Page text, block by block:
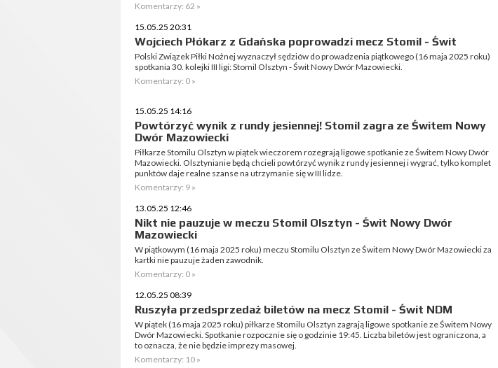
Komentarzy: 62 »
15.05.25 20:31
Wojciech Płókarz z Gdańska poprowadzi mecz Stomil - Świt
Polski Związek Piłki Nożnej wyznaczył sędziów do prowadzenia piątkowego (16 maja 2025 roku)
spotkania 30. kolejki III ligi: Stomil Olsztyn - Świt Nowy Dwór Mazowiecki.
Komentarzy: 0 »
15.05.25 14:16
Powtórzyć wynik z rundy jesiennej! Stomil zagra ze Świtem Nowy
Dwór Mazowiecki
Piłkarze Stomilu Olsztyn w piątek wieczorem rozegrają ligowe spotkanie ze Świtem Nowy Dwór
Mazowiecki. Olsztynianie będą chcieli powtórzyć wynik z rundy jesiennej i wygrać, tylko komplet
punktów daje realne szanse na utrzymanie się w III lidze.
Komentarzy: 9 »
13.05.25 12:46
Nikt nie pauzuje w meczu Stomil Olsztyn - Świt Nowy Dwór
Mazowiecki
W piątkowym (16 maja 2025 roku) meczu Stomilu Olsztyn ze Świtem Nowy Dwór Mazowiecki za
kartki nie pauzuje żaden zawodnik.
Komentarzy: 0 »
12.05.25 08:39
Ruszyła przedsprzedaż biletów na mecz Stomil - Świt NDM
W piątek (16 maja 2025 roku) piłkarze Stomilu Olsztyn zagrają ligowe spotkanie ze Świtem Nowy
Dwór Mazowiecki. Spotkanie rozpocznie się o godzinie 19:45. Liczba biletów jest ograniczona, a
to oznacza, że nie będzie imprezy masowej.
Komentarzy: 10 »